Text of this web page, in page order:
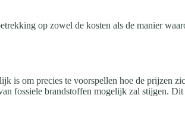
op zowel de kosten als de manier
is om precies te voorspellen hoe de prijzen
fossiele brandstoffen mogelijk zal stijgen.